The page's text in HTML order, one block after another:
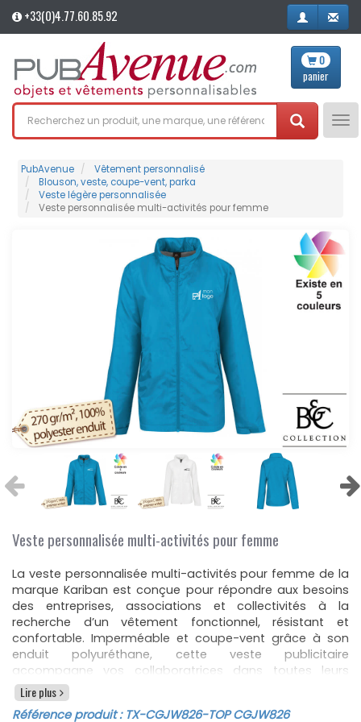
+33(0)4.77.60.85.92
0
panier
PubAvenue
Vêtement personnalisé
Blouson, veste, coupe-vent, parka
Veste légère personnalisée
Veste personnalisée multi-activités pour femme
Veste personnalisée multi-activités pour femme
La veste personnalisée multi-activités pour femme de la
marque Kariban est conçue pour répondre aux besoins
des entreprises, associations et collectivités à la
recherche d’un vêtement fonctionnel, résistant et
confortable. Imperméable et coupe-vent grâce à son
enduit polyuréthane, cette veste publicitaire
accompagne vos collaboratrices dans toutes leurs
activités en extérieur. Sa coupe ajustée spécialement
pensée pour la morphologie féminine, associée à une
Lire plus
Référence produit : TX-CGJW826-TOP CGJW826